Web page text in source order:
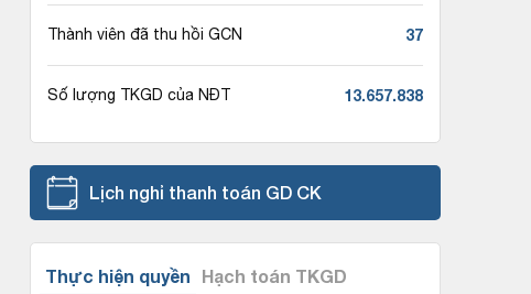
Thành viên đã thu hồi GCN 37
Số lượng TKGD của NĐT 13.657.838
Lịch nghỉ thanh toán GD CK
Thực hiện quyền Hạch toán TKGD